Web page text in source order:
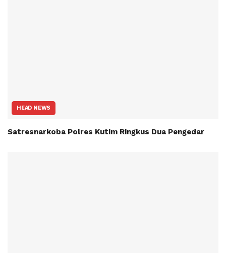
HEAD NEWS
Satresnarkoba Polres Kutim Ringkus Dua Pengedar